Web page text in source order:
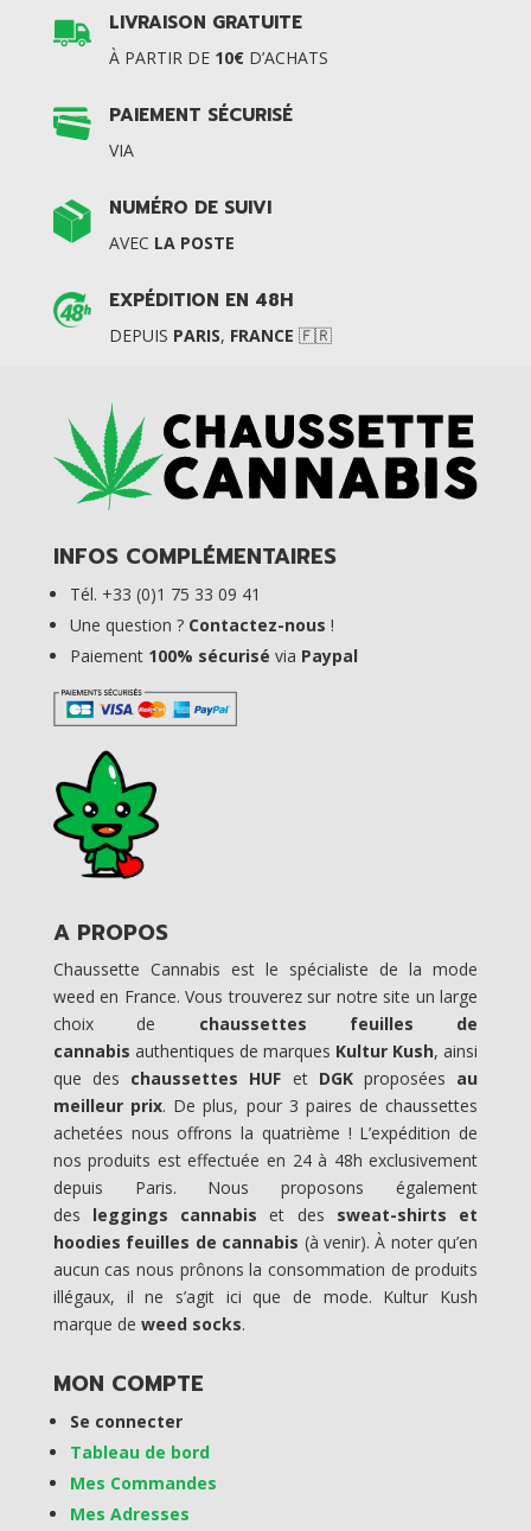
LIVRAISON GRATUITE
À PARTIR DE 10€ D’ACHATS
PAIEMENT SÉCURISÉ
VIA
NUMÉRO DE SUIVI
AVEC LA POSTE
EXPÉDITION EN 48H
DEPUIS PARIS, FRANCE 🇫🇷
INFOS COMPLÉMENTAIRES
Tél. +33 (0)1 75 33 09 41
Une question ? Contactez-nous !
Paiement 100% sécurisé via Paypal
A PROPOS
Chaussette Cannabis est le spécialiste de la mode
weed en France. Vous trouverez sur notre site un large
choix de chaussettes feuilles de
cannabis authentiques de marques Kultur Kush, ainsi
que des chaussettes HUF et DGKproposées au
meilleur prix. De plus, pour 3 paires de chaussettes
achetées nous offrons la quatrième ! L’expédition de
nos produits est effectuée en 24 à 48h exclusivement
depuis Paris. Nous proposons également
des leggings cannabis et des sweat-shirts et
hoodies feuilles de cannabis (à venir). À noter qu’en
aucun cas nous prônons la consommation de produits
illégaux, il ne s’agit ici que de mode. Kultur Kush
marque de weed socks.
MON COMPTE
Se connecter
Tableau de bord
Mes Commandes
Mes Adresses